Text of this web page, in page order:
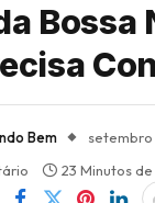
Bossa
Bem
setembro
23 Minutos